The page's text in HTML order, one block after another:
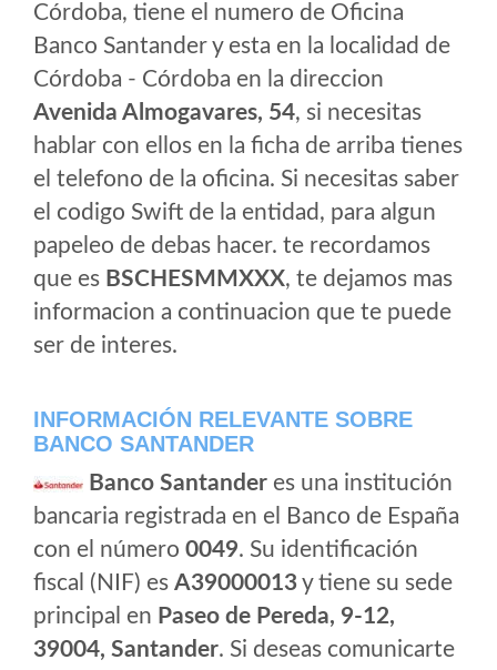
Córdoba, tiene el numero de Oficina
Banco Santander y esta en la localidad de
Córdoba - Córdoba en la direccion
Avenida Almogavares, 54, si necesitas
hablar con ellos en la ficha de arriba tienes
el telefono de la oficina. Si necesitas saber
el codigo Swift de la entidad, para algun
papeleo de debas hacer. te recordamos
que es BSCHESMMXXX, te dejamos mas
informacion a continuacion que te puede
ser de interes.
INFORMACIÓN RELEVANTE SOBRE
BANCO SANTANDER
Banco Santander es una institución
bancaria registrada en el Banco de España
con el número 0049. Su identificación
fiscal (NIF) es A39000013y tiene su sede
principal en Paseo de Pereda, 9-12,
39004, Santander. Si deseas comunicarte